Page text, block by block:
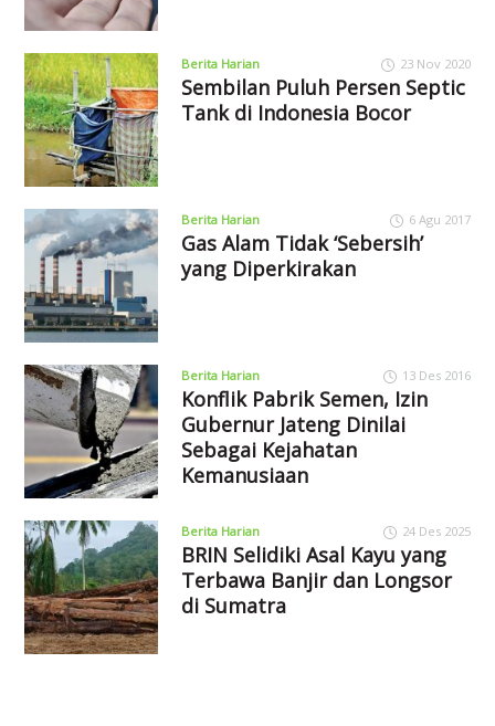
Berita Harian 23 Nov 2020
Sembilan Puluh Persen Septic
Tank di Indonesia Bocor
Berita Harian 6 Agu 2017
Gas Alam Tidak ‘Sebersih’
yang Diperkirakan
Berita Harian 13 Des 2016
Konflik Pabrik Semen, Izin
Gubernur Jateng Dinilai
Sebagai Kejahatan
Kemanusiaan
Berita Harian 24 Des 2025
BRIN Selidiki Asal Kayu yang
Terbawa Banjir dan Longsor
di Sumatra